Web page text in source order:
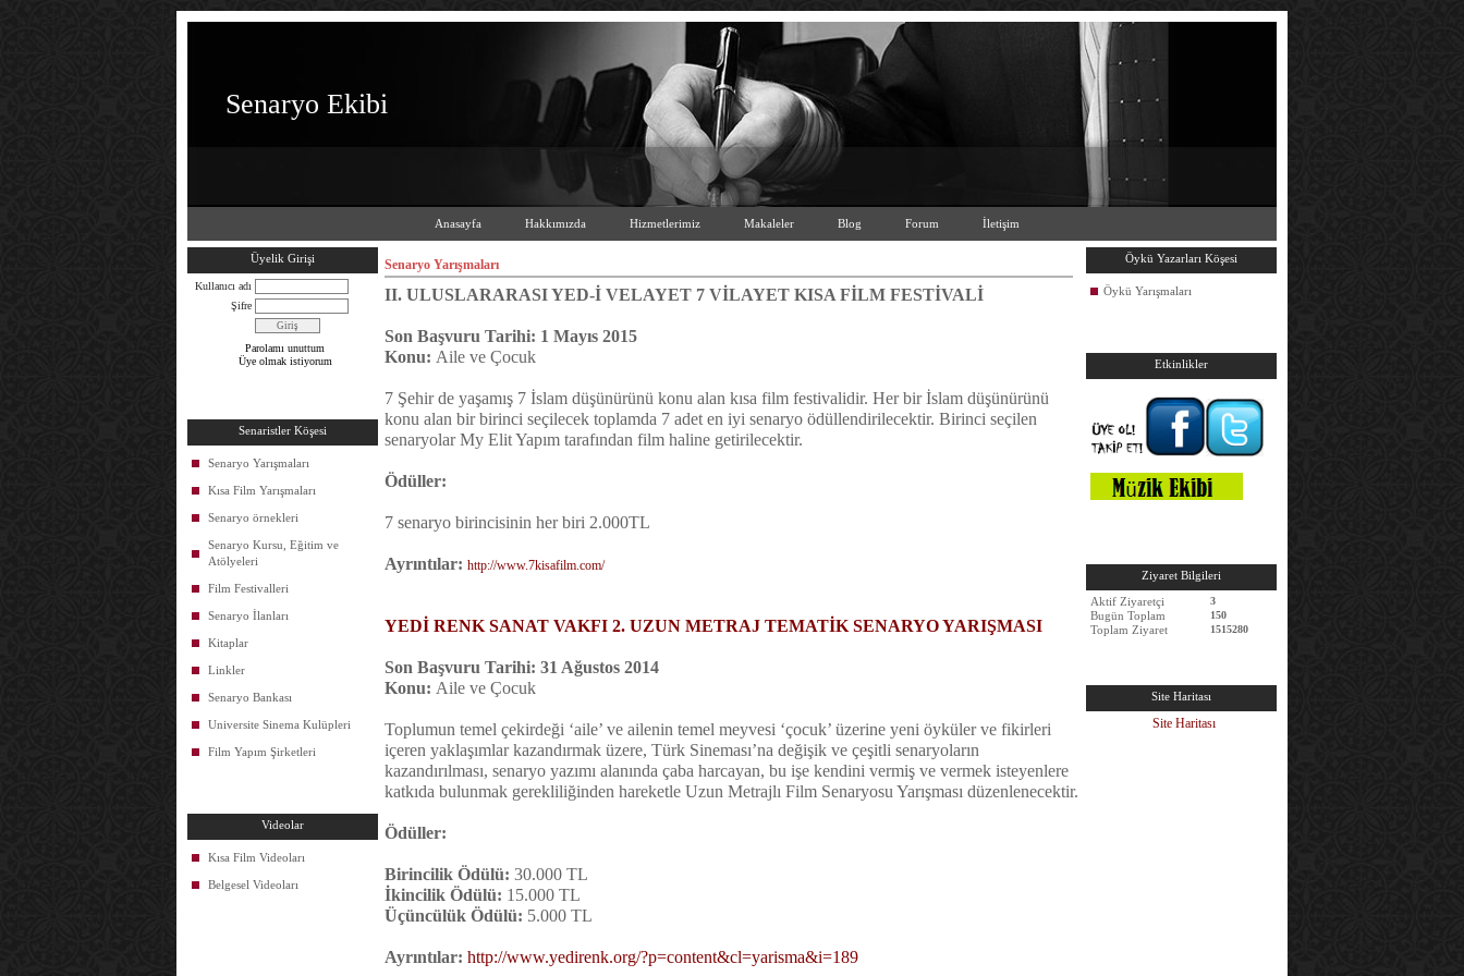
Senaryo Ekibi
Anasayfa Hakkımızda Hizmetlerimiz Makaleler Blog Forum İletişim
Üyelik Girişi
Kullanıcı adı
Şifre
Parolamı unuttum
Üye olmak istiyorum
Senaristler Köşesi
Senaryo Yarışmaları
Kısa Film Yarışmaları
Senaryo örnekleri
Senaryo Kursu, Eğitim ve
Atölyeleri
Film Festivalleri
Senaryo İlanları
Kitaplar
Linkler
Senaryo Bankası
Universite Sinema Kulüpleri
Film Yapım Şirketleri
Videolar
Kısa Film Videoları
Belgesel Videoları
Senaryo Yarışmaları
II. ULUSLARARASI YED-İ VELAYET 7 VİLAYET KISA FİLM FESTİVALİ
Son Başvuru Tarihi: 1 Mayıs 2015
Konu: Aile ve Çocuk
7 Şehir de yaşamış 7 İslam düşünürünü konu alan kısa film festivalidir. Her bir İslam düşünürünü
konu alan bir birinci seçilecek toplamda 7 adet en iyi senaryo ödüllendirilecektir. Birinci seçilen
senaryolar My Elit Yapım tarafından film haline getirilecektir.
Ödüller:
7 senaryo birincisinin her biri 2.000TL
Ayrıntılar: http://www.7kisafilm.com/
YEDİ RENK SANAT VAKFI 2. UZUN METRAJ TEMATİK SENARYO YARIŞMASI
Son Başvuru Tarihi: 31 Ağustos 2014
Konu: Aile ve Çocuk
Toplumun temel çekirdeği ‘aile’ ve ailenin temel meyvesi ‘çocuk’ üzerine yeni öyküler ve fikirleri
içeren yaklaşımlar kazandırmak üzere, Türk Sineması’na değişik ve çeşitli senaryoların
kazandırılması, senaryo yazımı alanında çaba harcayan, bu işe kendini vermiş ve vermek isteyenlere
katkıda bulunmak gerekliliğinden hareketle Uzun Metrajlı Film Senaryosu Yarışması düzenlenecektir.
Ödüller:
Birincilik Ödülü: 30.000 TL
İkincilik Ödülü: 15.000 TL
Üçüncülük Ödülü: 5.000 TL
Ayrıntılar: http://www.yedirenk.org/?p=content&cl=yarisma&i=189
Öykü Yazarları Köşesi
Öykü Yarışmaları
Etkinlikler
Ziyaret Bilgileri
Aktif Ziyaretçi
3
Bugün Toplam 150
Toplam Ziyaret 1515280
Site Haritası
Site Haritası